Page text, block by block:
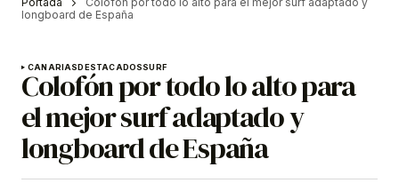
longboard de España
CANARIASDESTACADOSSURF
Colofón por todo lo alto para
el mejor surf adaptado y
longboard de España